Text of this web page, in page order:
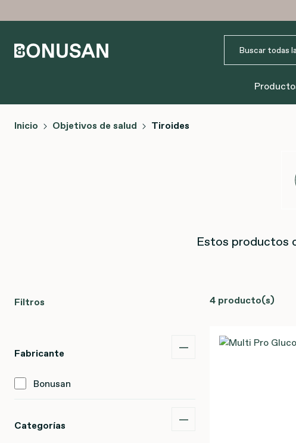
Inicio Objetivos de salud Tiroides
Estos productos
Filtros
Fabricante
Bonusan
Categorías
4 producto(s)